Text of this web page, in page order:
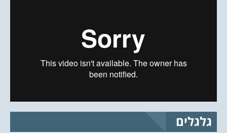
גלגלים